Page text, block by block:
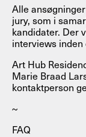
Alle
jury, som i
kandidater. Der
interviews
Art Hub
Marie Braad
kontaktperson
~
FAQ